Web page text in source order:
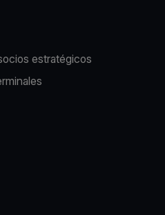
estratégicos